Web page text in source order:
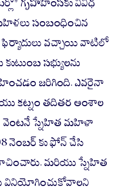
సంబంధించిన
ఫిర్యాదులు వచ్చాయి వాటిలో
సభ్యులను
జరిగింది. ఎవరైనా
కట్నం తదితర అంశాల
వెంటనే స్నేహిత మహిళా
నెంబర్ కు ఫోన్ చేసి
మరియు స్నేహిత
వినియోగించుకోవాలని